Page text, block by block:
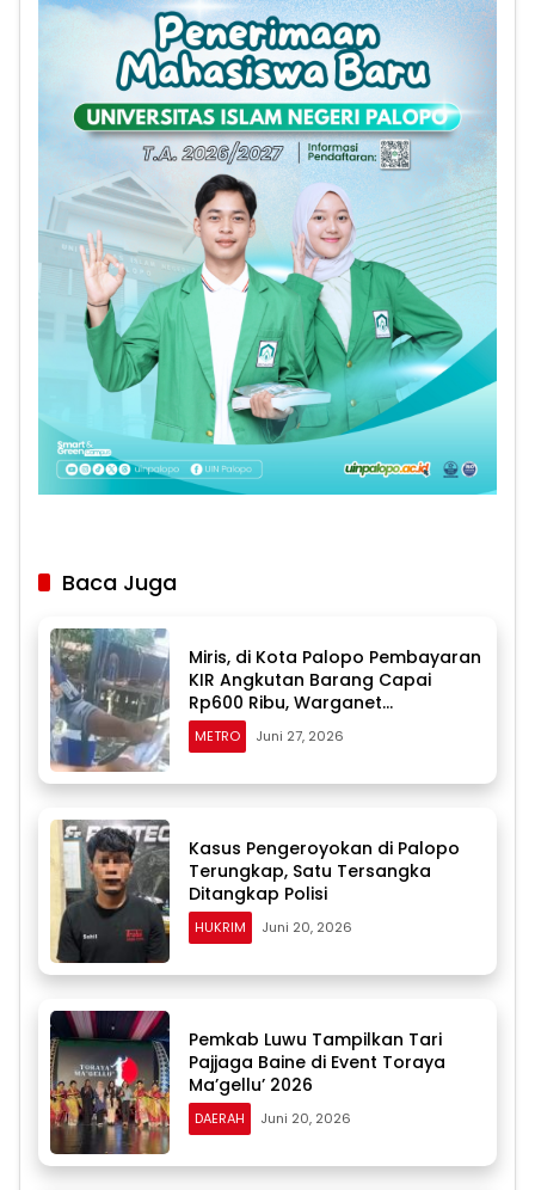
Baca Juga
Miris, di Kota Palopo Pembayaran
KIR Angkutan Barang Capai
Rp600 Ribu, Warganet
Pertanyakan Dugaan Pungli
METRO Juni 27, 2026
Kasus Pengeroyokan di Palopo
Terungkap, Satu Tersangka
Ditangkap Polisi
HUKRIM Juni 20, 2026
Pemkab Luwu Tampilkan Tari
Pajjaga Baine di Event Toraya
Ma’gellu’ 2026
DAERAH Juni 20, 2026